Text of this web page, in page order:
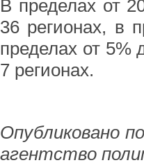
В пределах от
36 регионах, в
пределах от 5%
7 регионах.
Опубликовано
агентство